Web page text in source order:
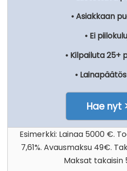
• Asiakkaan
• Ei
• Kilpailuta 25+
•
Hae nyt
Esimerkki: Lainaa 5000 €.
7,61%. Avausmaksu 49€.
Maksat takaisin